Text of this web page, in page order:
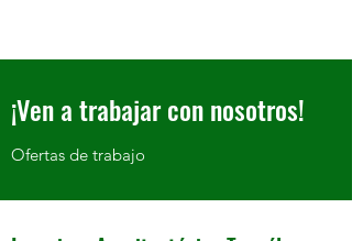
¡Ven a trabajar con nosotros!
Ofertas de trabajo